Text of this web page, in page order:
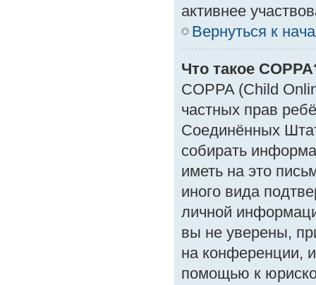
активнее
Вернуться к
Что такое
COPPA (Child
частных прав
Соединённых
собирать
иметь на это
иного вида
личной
вы не уверены,
на конференции,
помощью к